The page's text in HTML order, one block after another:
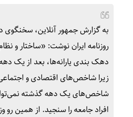
به گزارش جمهور آنلاین، سخنگوی
روزنامه ایران نوشت:‌ «ساختار و
دهک بندی یارانه‌ها، بعد از یک
زیرا شاخص‌های اقتصادی و اجتماعی
شاخص‌های یک دهه گذشته نمی‌توان
افراد جامعه را سنجید. از همین رو